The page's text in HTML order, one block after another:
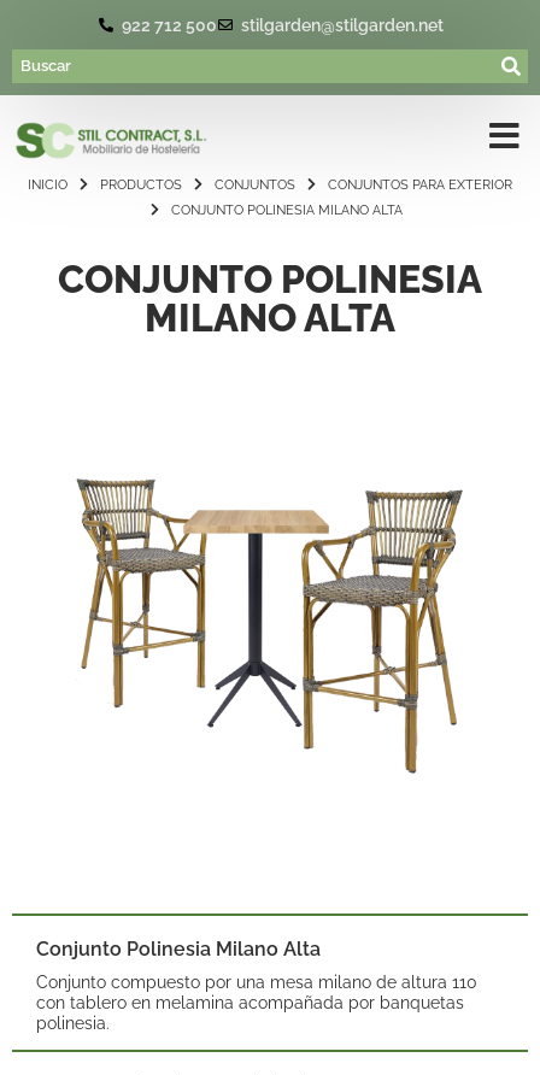
922 712 500 stilgarden@stilgarden.net
INICIO PRODUCTOS CONJUNTOS
CONJUNTOS PARA EXTERIOR
CONJUNTO POLINESIA MILANO ALTA
CONJUNTO POLINESIA
MILANO ALTA
Conjunto Polinesia Milano Alta
Conjunto compuesto por una mesa milano de altura 110
con tablero en melamina acompañada por banquetas
polinesia.